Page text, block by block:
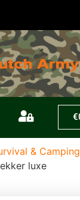
€
& Camping
luxe